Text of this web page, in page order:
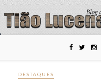
DESTAQUES